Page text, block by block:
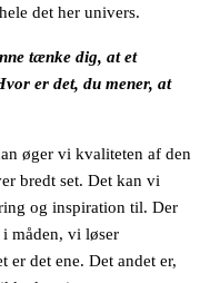
det her univers.
tænke dig, at et
er det, du mener, at
øger vi kvaliteten af den
bredt set. Det kan vi
og inspiration til. Der
måden, vi løser
er det ene. Det andet er,